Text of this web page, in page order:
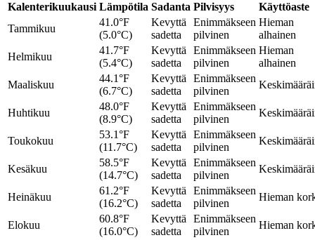
Kalenterikuukausi Lämpötila Sadanta Pilvisyys
Käyttöaste
Tammikuu
41.0°F
(5.0°C)
Kevyttä
sadetta
Enimmäkseen
pilvinen
Hieman
alhainen
Helmikuu
41.7°F
(5.4°C)
Kevyttä
sadetta
Enimmäkseen
pilvinen
Hieman
alhainen
Maaliskuu
44.1°F
(6.7°C)
Kevyttä
sadetta
Enimmäkseen
pilvinen
Huhtikuu
48.0°F
(8.9°C)
Kevyttä
sadetta
Enimmäkseen
pilvinen
Toukokuu
53.1°F
(11.7°C)
Kevyttä
sadetta
Enimmäkseen
pilvinen
Kesäkuu
58.5°F
(14.7°C)
Kevyttä
sadetta
Enimmäkseen
pilvinen
Heinäkuu
61.2°F
(16.2°C)
Kevyttä
sadetta
Enimmäkseen
pilvinen
Hieman
Elokuu
60.8°F
(16.0°C)
Kevyttä
sadetta
Enimmäkseen
pilvinen
Hieman